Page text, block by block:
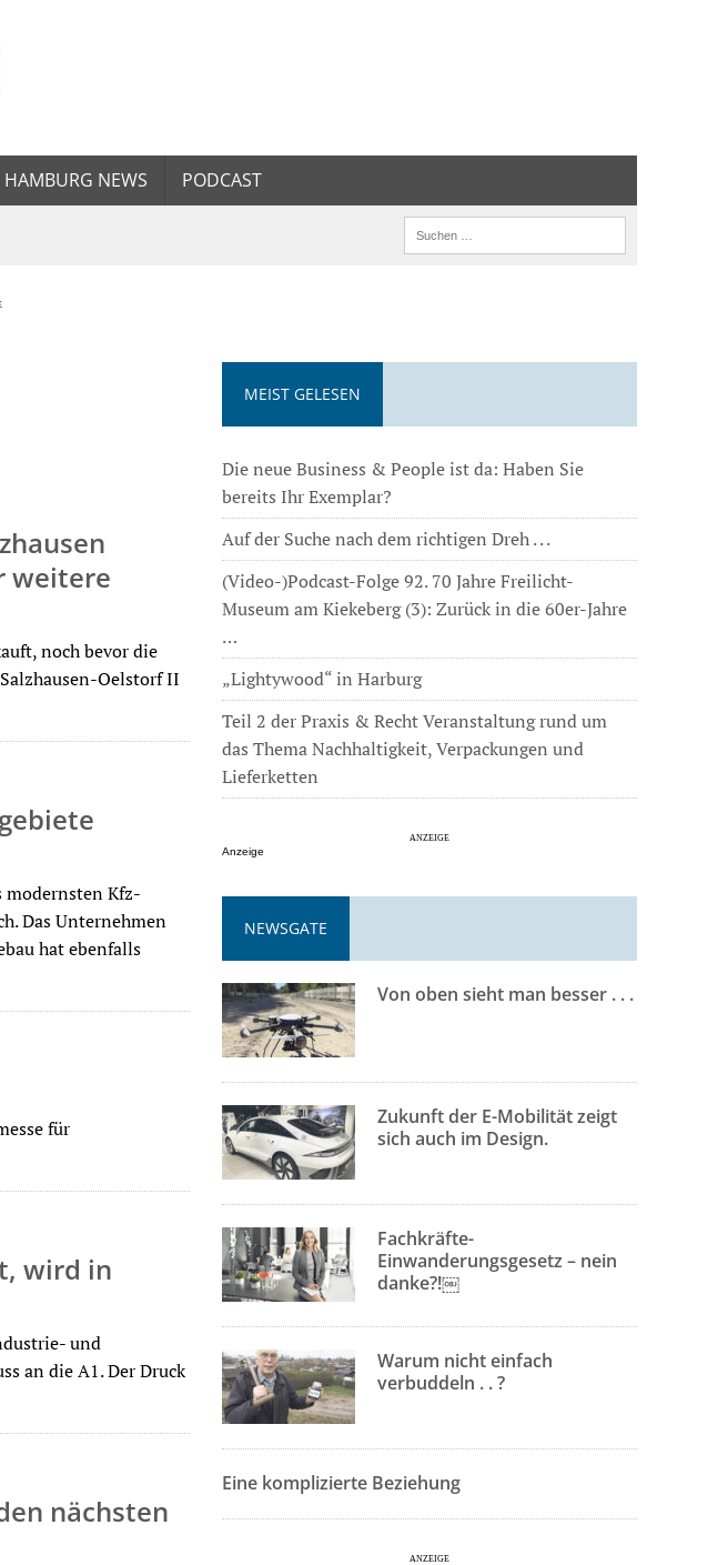
HAMBURG NEWS PODCAST
weitere
noch bevor die
Oelstorf II
modernsten Kfz-
Das Unternehmen
hat ebenfalls
für
wird in
und
an die A1. Der Druck
nächsten
MEIST GELESEN
Die neue Business & People ist da: Haben Sie
bereits Ihr Exemplar?
Auf der Suche nach dem richtigen Dreh . . .
(Video-)Podcast-Folge 92. 70 Jahre Freilicht-
Museum am Kiekeberg (3): Zurück in die 60er-Jahre
…
„Lightywood“ in Harburg
Teil 2 der Praxis & Recht Veranstaltung rund um
das Thema Nachhaltigkeit, Verpackungen und
Lieferketten
Anzeige
NEWSGATE
Von oben sieht man besser . . .
Zukunft der E-Mobilität zeigt
sich auch im Design.
Fachkräfte-
Einwanderungsgesetz – nein
danke?!￼
Warum nicht einfach
verbuddeln . . ?
Eine komplizierte Beziehung